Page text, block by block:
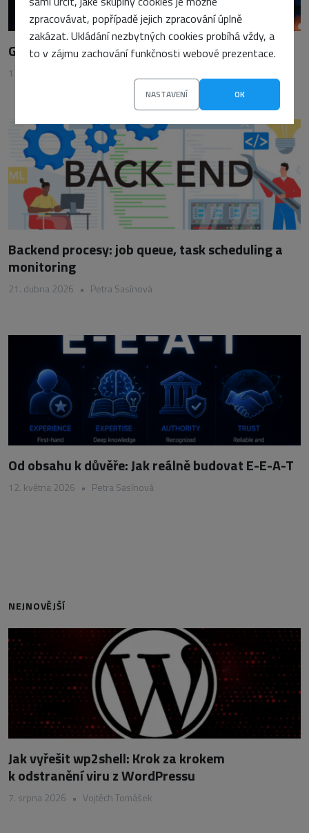
zpracovávat, popřípadě jejich zpracování úplně
zakázat. Ukládání nezbytných cookies probíhá vždy, a
to v zájmu zachování funkčnosti webové prezentace.
NASTAVENÍ OK
Gaming na HDR monitoru: Stojí to za to?
12. srpna 2024
Backend procesy: job queue, task scheduling a
monitoring
21. dubna 2026 • Petra Sasínová
Od obsahu k důvěře: Jak reálně budovat E-E-A-T
12. května 2026 • Petra Sasínová
NEJNOVĚJŠÍ
Jak vyřešit wp2shell: Krok za krokem
k odstranění viru z WordPressu
7. srpna 2026 • Vojtěch Tomášek